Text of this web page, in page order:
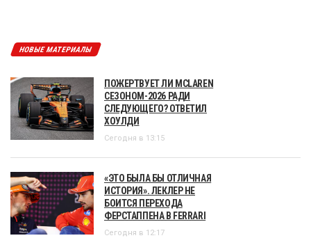
НОВЫЕ МАТЕРИАЛЫ
ПОЖЕРТВУЕТ ЛИ MCLAREN
СЕЗОНОМ-2026 РАДИ
СЛЕДУЮЩЕГО? ОТВЕТИЛ
ХОУЛДИ
Сегодня в 13:15
«ЭТО БЫЛА БЫ ОТЛИЧНАЯ
ИСТОРИЯ». ЛЕКЛЕР НЕ
БОИТСЯ ПЕРЕХОДА
ФЕРСТАППЕНА В FERRARI
Сегодня в 12:17